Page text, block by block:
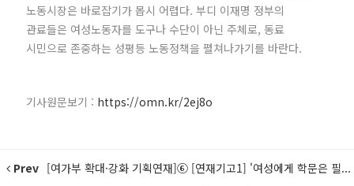
노동시장은 바로잡기가 몹시 어렵다. 부디 이재명 정부의
관료들은 여성노동자를 도구나 수단이 아닌 주체로, 동료
시민으로 존중하는 성평등 노동정책을 펼쳐나가기를 바란다.
기사원문보기 : https://omn.kr/2ej8o
Prev [여가부 확대·강화 기획연재]⑥ [연재기고1] '여성에게 학문은 필...